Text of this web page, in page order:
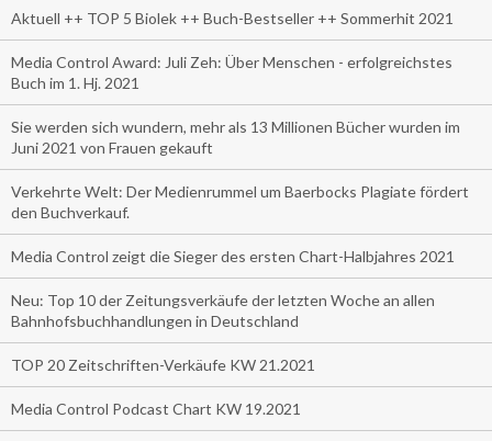
Aktuell ++ TOP 5 Biolek ++ Buch-Bestseller ++ Sommerhit 2021
Media Control Award: Juli Zeh: Über Menschen - erfolgreichstes
Buch im 1. Hj. 2021
Sie werden sich wundern, mehr als 13 Millionen Bücher wurden im
Juni 2021 von Frauen gekauft
Verkehrte Welt: Der Medienrummel um Baerbocks Plagiate fördert
den Buchverkauf.
Media Control zeigt die Sieger des ersten Chart-Halbjahres 2021
Neu: Top 10 der Zeitungsverkäufe der letzten Woche an allen
Bahnhofsbuchhandlungen in Deutschland
TOP 20 Zeitschriften-Verkäufe KW 21.2021
Media Control Podcast Chart KW 19.2021